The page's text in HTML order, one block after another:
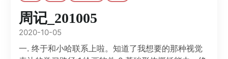
周记_201005
2020-10-05
一. 终于和小哈联系上啦。知道了我想要的那种视觉